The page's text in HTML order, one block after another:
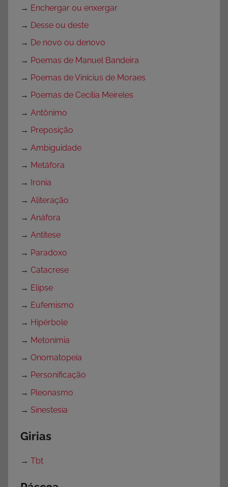
→ Enchergar ou enxergar
→ Desse ou deste
→ De novo ou denovo
→ Poemas de Manuel Bandeira
→ Poemas de Vinícius de Moraes
→ Poemas de Cecília Meireles
→ Antônimo
→ Preposição
→ Ambiguidade
→ Metáfora
→
Ironia
→ Aliteração
→ Anáfora
→ Antítese
→ Paradoxo
→ Catacrese
→ Elipse
→ Eufemismo
→ Hipérbole
→ Metonímia
→ Onomatopeia
→ Personificação
→ Pleonasmo
→ Sinestesia
Girias
→ Tbt